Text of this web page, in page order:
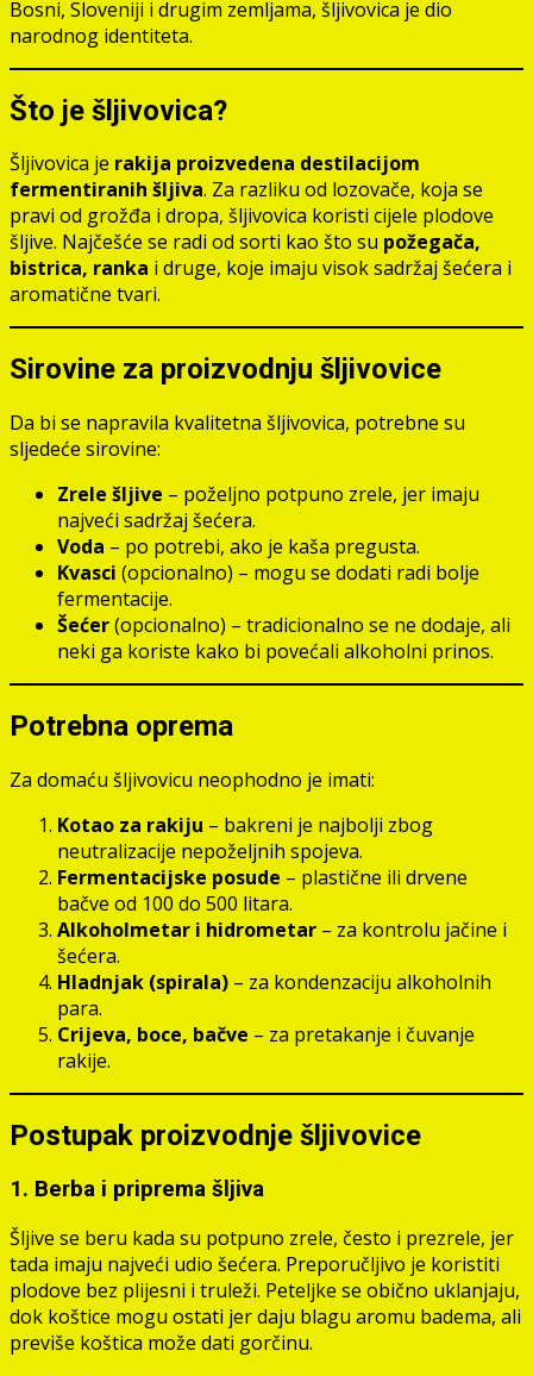
Bosni, Sloveniji i drugim zemljama, šljivovica je dio
narodnog identiteta.
Što je šljivovica?
Šljivovica je rakija proizvedena destilacijom
fermentiranih šljiva. Za razliku od lozovače, koja se
pravi od grožđa i dropa, šljivovica koristi cijele plodove
šljive. Najčešće se radi od sorti kao što su požegača,
bistrica, ranka i druge, koje imaju visok sadržaj šećera i
aromatične tvari.
Sirovine za proizvodnju šljivovice
Da bi se napravila kvalitetna šljivovica, potrebne su
sljedeće sirovine:
Zrele šljive – poželjno potpuno zrele, jer imaju
najveći sadržaj šećera.
Voda – po potrebi, ako je kaša pregusta.
Kvasci (opcionalno) – mogu se dodati radi bolje
fermentacije.
Šećer(opcionalno) – tradicionalno se ne dodaje, ali
neki ga koriste kako bi povećali alkoholni prinos.
Potrebna oprema
Za domaću šljivovicu neophodno je imati:
Kotao za rakiju – bakreni je najbolji zbog
neutralizacije nepoželjnih spojeva.
Fermentacijske posude – plastične ili drvene
bačve od 100 do 500 litara.
Alkoholmetar i hidrometar – za kontrolu jačine i
šećera.
Hladnjak (spirala) – za kondenzaciju alkoholnih
para.
Crijeva, boce, bačve – za pretakanje i čuvanje
rakije.
Postupak proizvodnje šljivovice
1. Berba i priprema šljiva
Šljive se beru kada su potpuno zrele, često i prezrele, jer
tada imaju najveći udio šećera. Preporučljivo je koristiti
plodove bez plijesni i truleži. Peteljke se obično uklanjaju,
dok koštice mogu ostati jer daju blagu aromu badema, ali
previše koštica može dati gorčinu.